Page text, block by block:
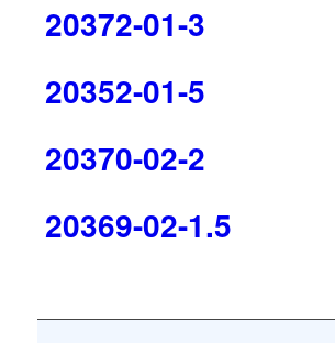
20372-01-3
20352-01-5
20370-02-2
20369-02-1.5